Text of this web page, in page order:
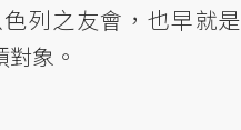
列之友會，也早就是
象。